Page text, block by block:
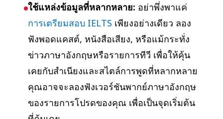
ใช้แหล่งข้อมูลที่หลากหลาย: อย่าพึ่งพาแค่
การเตรียมสอบ IELTS เพียงอย่างเดียว ลอง
ฟังพอดแคสต์, หนังสือเสียง, หรือแม้กระทั่ง
ข่าวภาษาอังกฤษหรือรายการทีวี เพื่อให้คุ้น
เคยกับสำเนียงและสไตล์การพูดที่หลากหลาย
คุณอาจจะลองฟังเวอร์ชันพากย์ภาษาอังกฤษ
ของรายการโปรดของคุณ เพื่อเป็นจุดเริ่มต้น